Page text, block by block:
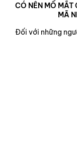
CÓ NÊN MỔ MẮT
MÃ
Đối với những